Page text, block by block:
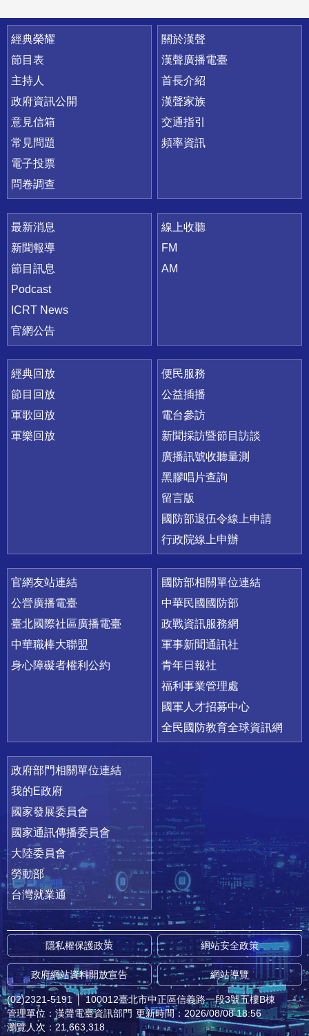
快速連結
經典榮耀
節目表
主持人
政府資訊公開
意見信箱
常見問題
電子投票
問卷調查
關於漢聲
漢聲廣播電臺
首長介紹
漢聲家族
交通指引
頻率資訊
最新消息
新聞報導
節目訊息
Podcast
ICRT News
官網公告
線上收聽
FM
AM
經典回放
節目回放
軍歌回放
軍樂回放
便民服務
公益插播
電台參訪
新聞採訪暨節目訪談
廣播訊號收聽量測
黑膠唱片查詢
留言版
國防部退伍令線上申請
行政院線上申辦
官網友站連結
公營廣播電臺
臺北國際社區廣播電臺
中華職棒大聯盟
身心障礙者權利公約
國防部相關單位連結
中華民國國防部
政戰資訊服務網
軍事新聞通訊社
青年日報社
福利事業管理處
國軍人才招募中心
全民國防教育全球資訊網
政府部門相關單位連結
我的E政府
國家發展委員會
國家通訊傳播委員會
大陸委員會
勞動部
台灣就業通
隱私權保護政策 網站安全政策
政府網站資料開放宣告 網站導覽
(02)2321-5191 │ 100012臺北市中正區信義路一段3號五樓B棟
管理單位：漢聲電臺資訊部門 更新時間：2026/08/08 18:56
瀏覽人次：21,663,318